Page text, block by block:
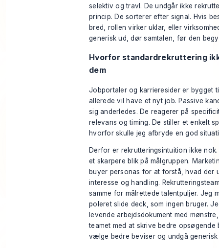
selektiv og travl. De undgår ikke
princip. De sorterer efter signal. Hvis
bred, rollen virker uklar, eller
generisk ud, dør samtalen, før den
Hvorfor standardrekruttering
dem
Jobportaler og karrieresider er bygget
allerede vil have et nyt job. Passive
sig anderledes. De reagerer på
relevans og timing. De stiller et enkelt
hvorfor skulle jeg afbryde en god
Derfor er rekrutteringsintuition ikke
et skarpere blik på målgruppen.
buyer personas for at forstå, hvad der
interesse og handling.
samme for målrettede talentpuljer. Jeg
poleret slide deck, som ingen bruger.
levende arbejdsdokument med
teamet med at skrive bedre opsøgende
vælge bedre beviser og undgå